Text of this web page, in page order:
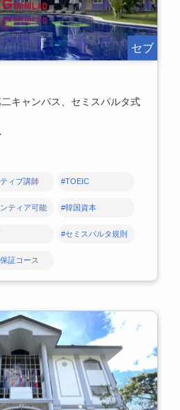
セブ
キャンパス、セミスパルタ式
ィブ講師 #TOEIC
ティア可能 #韓国資本
#セミスパルタ規則
証コース